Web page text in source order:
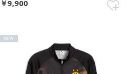
￥9,900
NEW